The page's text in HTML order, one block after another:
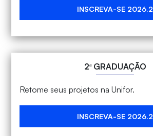
INSCREVA-SE 2026.2
2ª GRADUAÇÃO
Retome seus projetos na Unifor.
INSCREVA-SE 2026.2